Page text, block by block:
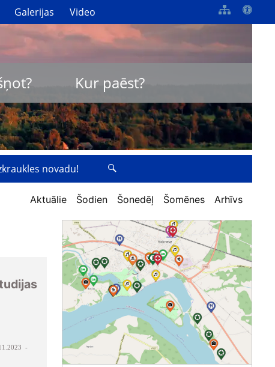
Galerijas Video
Kur paēst?
novadu!
Aktuālie Šodien Šonedēļ Šomēnes Arhīvs
-